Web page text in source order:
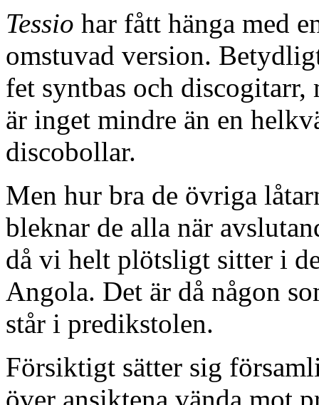
Tessio har fått hänga med
omstuvad version.
fet syntbas och
är inget mindre än en
discobollar.
Men hur bra de övriga
bleknar de alla när
då vi helt plötsligt sitter i
Angola. Det är då någon
står i predikstolen.
Försiktigt sätter sig